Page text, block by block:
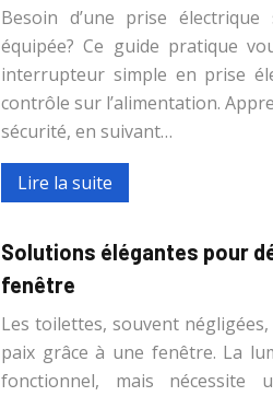
Besoin d’une prise
équipée? Ce guide pratique
interrupteur simple en prise
contrôle sur l’alimentation.
sécurité, en suivant…
Lire la suite
Solutions élégantes pour
fenêtre
Les toilettes, souvent
paix grâce à une fenêtre. La
fonctionnel, mais nécessite